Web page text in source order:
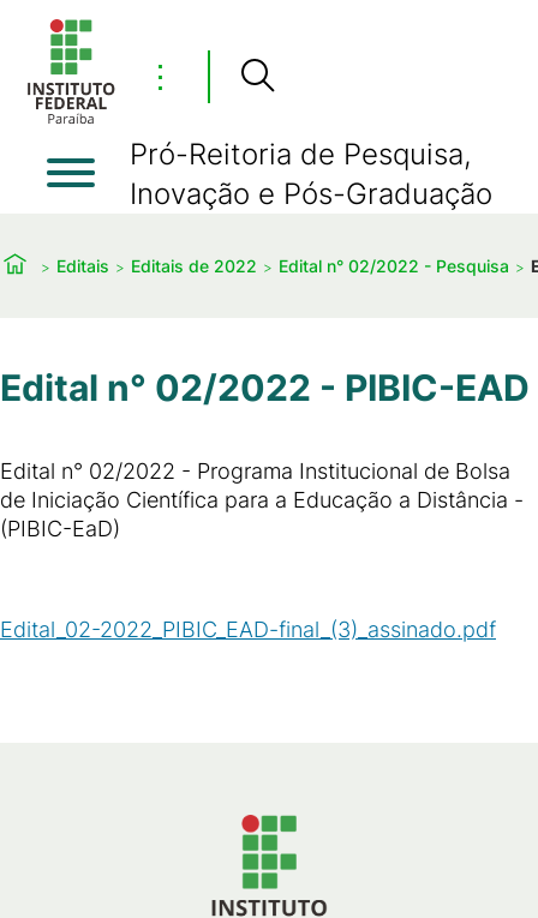
⋮
Pró-Reitoria de Pesquisa,
Inovação e Pós-Graduação
Editais Editais de 2022 Edital n° 02/2022 - Pesquisa
Edital n° 02/2022 - PIBIC-EAD
Edital n° 02/2022 - Programa Institucional de Bolsa
de Iniciação Científica para a Educação a Distância -
(PIBIC-EaD)
Edital_02-2022_PIBIC_EAD-final_(3)_assinado.pdf